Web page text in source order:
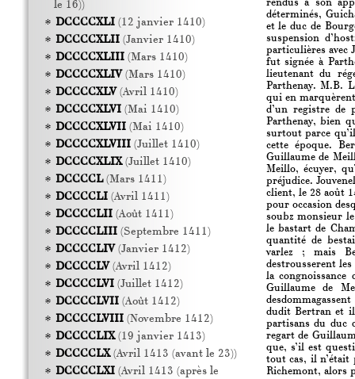
rendus à son
déterminés,
et le duc de
suspension
particulières avec
fut signée à
lieutenant du
Parthenay. M.B.
qui en
d’un registre de
Parthenay, bien
surtout parce
cette époque.
Guillaume de
Meillo, écuyer,
préjudice.
client, le 28 août
pour occasion
soubz monsieur
le bastart de
quantité de
varlez ; mais
destrousserent
la
Guillaume de
dudit Bertran et
partisans du duc
regart de
que, s’il est
tout cas, il n’était
Richemont, alors
le 16))
DCCCCXLI(12 janvier 1410)
DCCCCXLII(Janvier 1410)
DCCCCXLIII(Mars 1410)
DCCCCXLIV(Mars 1410)
DCCCCXLV(Avril 1410)
DCCCCXLVI(Mai 1410)
DCCCCXLVII(Mai 1410)
DCCCCXLVIII(Juillet 1410)
DCCCCXLIX(Juillet 1410)
DCCCCL(Mars 1411)
DCCCCLI(Avril 1411)
DCCCCLII(Août 1411)
DCCCCLIII(Septembre 1411)
DCCCCLIV(Janvier 1412)
DCCCCLV(Avril 1412)
DCCCCLVI(Juillet 1412)
DCCCCLVII(Août 1412)
DCCCCLVIII(Novembre 1412)
DCCCCLIX(19 janvier 1413)
DCCCCLX(Avril 1413 (avant le 23))
DCCCCLXI(Avril 1413 (après le